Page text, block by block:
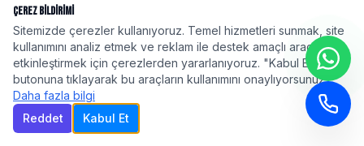
Sitenizin SEO skorunu öğrenin
Hemen Başla
©2026seoadspro.com - Profesyonel SEO Ajansı. Tüm hakları saklıdır.
Çerez Bildirimi
Sitemizde çerezler kullanıyoruz. Temel hizmetleri sunmak, site
kullanımını analiz etmek ve reklam ile destek amaçlı araçları
etkinleştirmek için çerezlerden yararlanıyoruz. "Kabul Et"
butonuna tıklayarak bu araçların kullanımını onaylıyorsunuz.
Daha fazla bilgi
Reddet
Kabul Et